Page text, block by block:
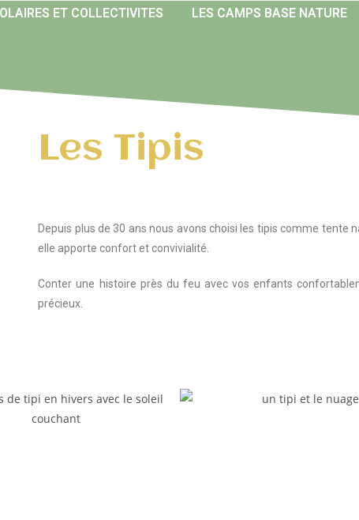
ET COLLECTIVITES LES CAMPS BASE NATURE
Les Tipis
Depuis plus de 30 ans nous avons choisi les tipis comme tente
elle apporte confort et convivialité.
Conter une histoire près du feu avec vos enfants
précieux.